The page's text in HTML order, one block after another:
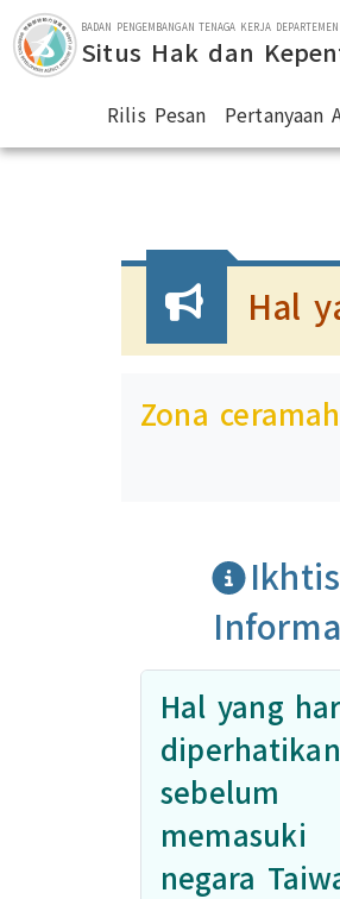
Lompat ke bagian utama
BADAN PENGEMBANGAN TENAGA KERJA
Situs Hak dan
Rilis Pesan
Pertanyaan
Hal
Zona
Hal yang
diperhatikan
sebelum
memasuki
negara